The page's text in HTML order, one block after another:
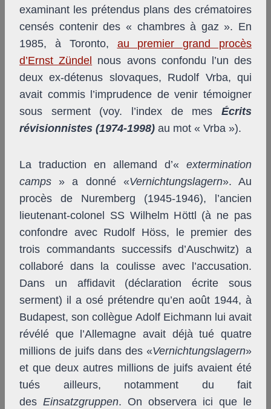
examinant les prétendus plans des crématoires
censés contenir des « chambres à gaz ». En
1985, à Toronto, au premier grand procès
d’Ernst Zündel
nous avons confondu l’un des
deux ex-détenus slovaques, Rudolf Vrba, qui
avait commis l’imprudence de venir témoigner
sous serment (voy. l’index de mes Écrits
révisionnistes (1974-1998) au mot « Vrba »).
La traduction en allemand d’« extermination
camps » a donné «Vernichtungslagern». Au
procès de Nuremberg (1945-1946), l’ancien
lieutenant-colonel SS Wilhelm Höttl (à ne pas
confondre avec Rudolf Höss, le premier des
trois commandants successifs d’Auschwitz) a
collaboré dans la coulisse avec l’accusation.
Dans un affidavit (déclaration écrite sous
serment) il a osé prétendre qu’en août 1944, à
Budapest, son collègue Adolf Eichmann lui avait
révélé que l’Allemagne avait déjà tué quatre
millions de juifs dans des «Vernichtungslagern»
et que deux autres millions de juifs avaient été
tués ailleurs, notamment du fait
des Einsatzgruppen. On observera ici que le